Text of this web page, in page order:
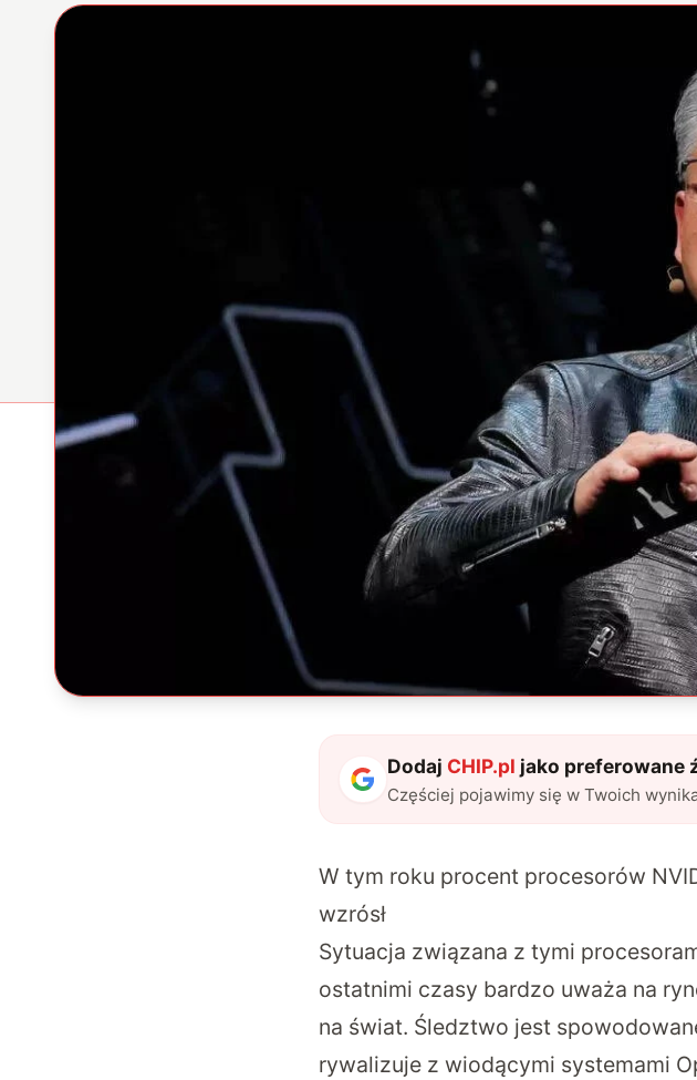
Dodaj CHIP.pl jako preferowane
Częściej pojawimy się w Twoich
W tym roku procent procesorów
wzrósł
Sytuacja związana z tymi
ostatnimi czasy bardzo uważa na
na świat. Śledztwo jest
rywalizuje z wiodącymi systemami